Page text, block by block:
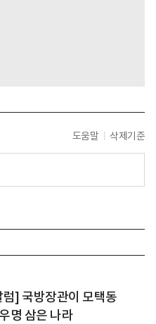
도움말 삭제기준
] 국방장관이 모택동
명 삼은 나라